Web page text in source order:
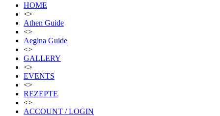
HOME
<>
Athen Guide
<>
Aegina Guide
<>
GALLERY
<>
EVENTS
<>
REZEPTE
<>
ACCOUNT / LOGIN